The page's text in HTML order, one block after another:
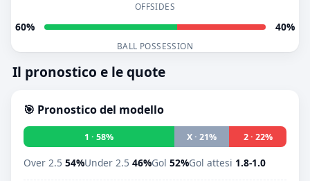
OFFSIDES
60% 40%
BALL POSSESSION
Il pronostico e le quote
🎯 Pronostico del modello
1 · 58% X · 21% 2 · 22%
Over 2.5 54%Under 2.5 46%Gol 52%Gol attesi 1.8-1.0